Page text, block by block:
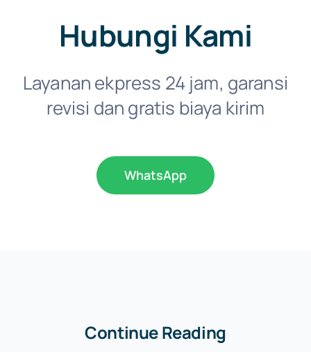
Hubungi Kami
Layanan ekpress 24 jam, garansi
revisi dan gratis biaya kirim
WhatsApp
Continue Reading